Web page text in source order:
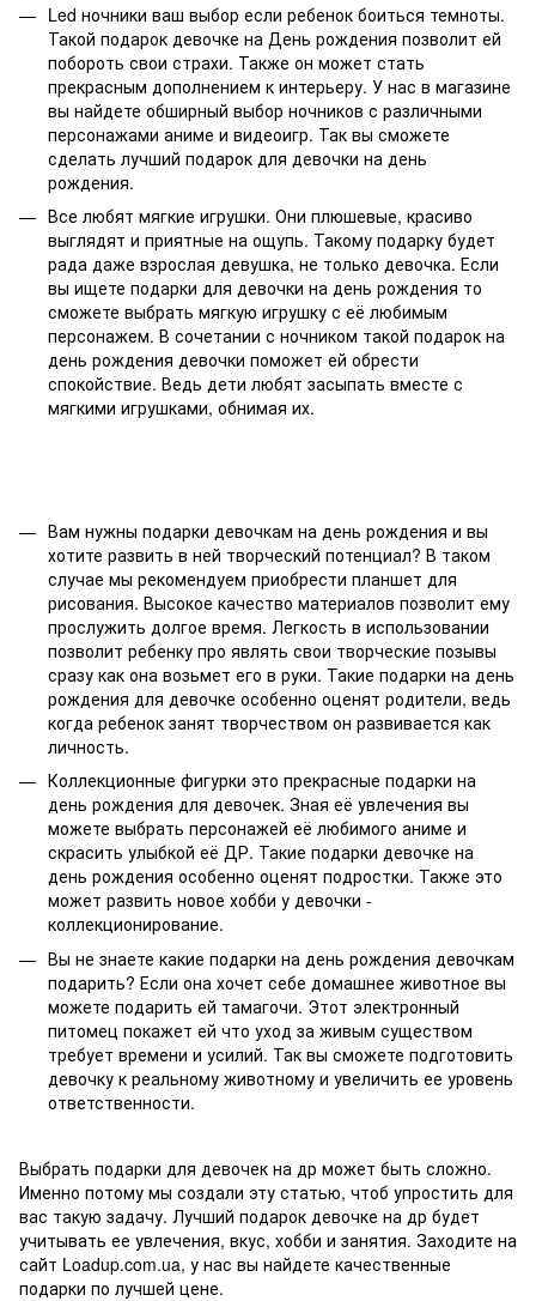
Led ночники ваш выбор если ребенок боиться темноты.
Такой подарок девочке на День рождения позволит ей
побороть свои страхи. Также он может стать
прекрасным дополнением к интерьеру. У нас в магазине
вы найдете обширный выбор ночников с различными
персонажами аниме и видеоигр. Так вы сможете
сделать лучший подарок для девочки на день
рождения.
Все любят мягкие игрушки. Они плюшевые, красиво
выглядят и приятные на ощупь. Такому подарку будет
рада даже взрослая девушка, не только девочка. Если
вы ищете подарки для девочки на день рождения то
сможете выбрать мягкую игрушку с её любимым
персонажем. В сочетании с ночником такой подарок на
день рождения девочки поможет ей обрести
спокойствие. Ведь дети любят засыпать вместе с
мягкими игрушками, обнимая их.
Вам нужны подарки девочкам на день рождения и вы
хотите развить в ней творческий потенциал? В таком
случае мы рекомендуем приобрести планшет для
рисования. Высокое качество материалов позволит ему
прослужить долгое время. Легкость в использовании
позволит ребенку про являть свои творческие позывы
сразу как она возьмет его в руки. Такие подарки на день
рождения для девочке особенно оценят родители, ведь
когда ребенок занят творчеством он развивается как
личность.
Коллекционные фигурки это прекрасные подарки на
день рождения для девочек. Зная её увлечения вы
можете выбрать персонажей её любимого аниме и
скрасить улыбкой её ДР. Такие подарки девочке на
день рождения особенно оценят подростки. Также это
может развить новое хобби у девочки -
коллекционирование.
Вы не знаете какие подарки на день рождения девочкам
подарить? Если она хочет себе домашнее животное вы
можете подарить ей тамагочи. Этот электронный
питомец покажет ей что уход за живым существом
требует времени и усилий. Так вы сможете подготовить
девочку к реальному животному и увеличить ее уровень
ответственности.
Выбрать подарки для девочек на др может быть сложно.
Именно потому мы создали эту статью, чтоб упростить для
вас такую задачу. Лучший подарок девочке на др будет
учитывать ее увлечения, вкус, хобби и занятия. Заходите на
сайт Loadup.com.ua, у нас вы найдете качественные
подарки по лучшей цене.